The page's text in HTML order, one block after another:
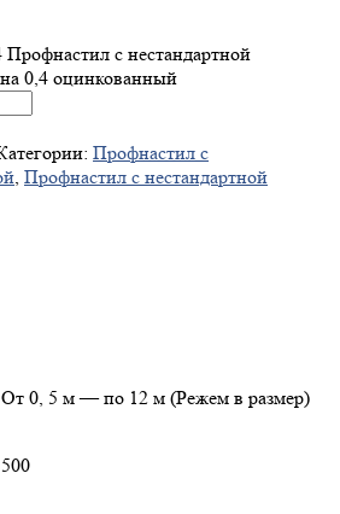
с нестандартной
0,4 оцинкованный
Профнастил с
, Профнастил с нестандартной
От 0, 5 м — по 12 м (Режем в размер)
500